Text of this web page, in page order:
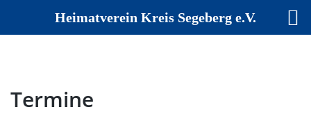
Termine
Heimatverein Kreis Segeberg e.V.